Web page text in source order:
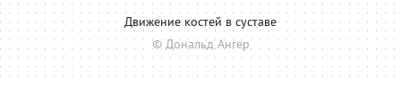
Движение костей в суставе
© Дональд Ангер